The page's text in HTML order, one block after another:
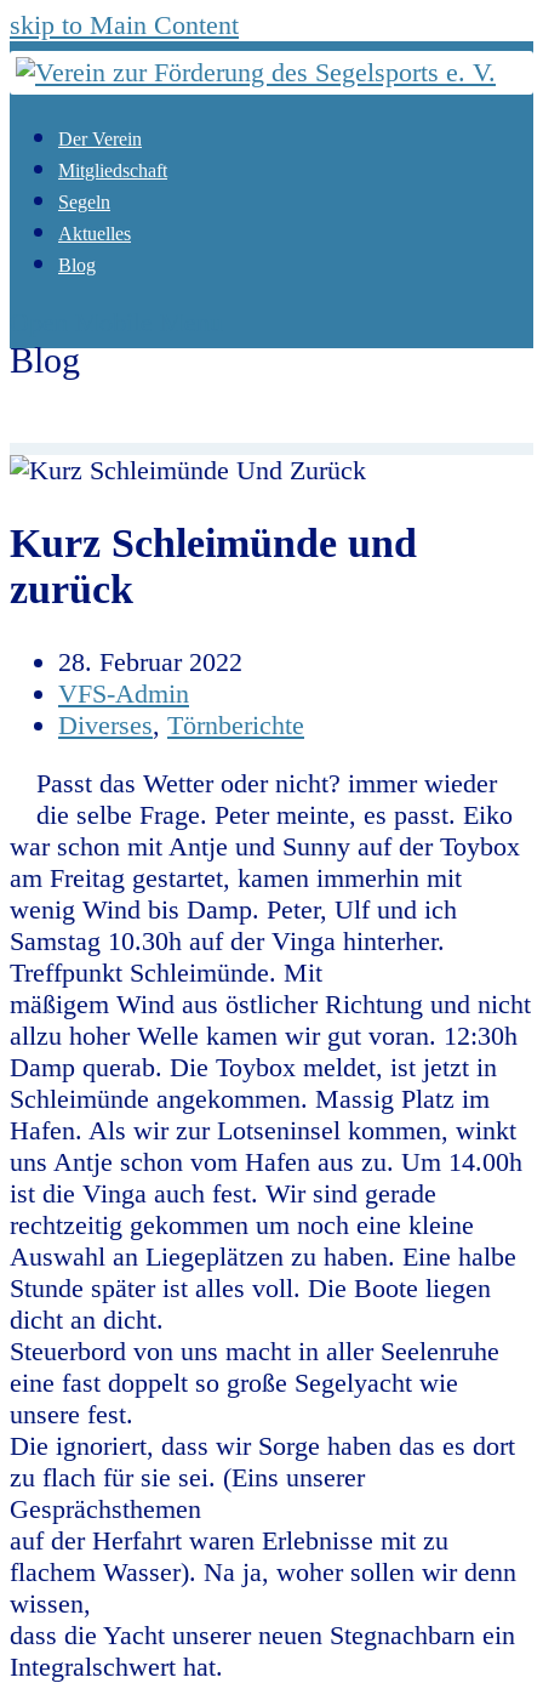
skip to Main Content
Der Verein
Mitgliedschaft
Segeln
Aktuelles
Blog
Blog
Kurz Schleimünde und
zurück
28. Februar 2022
VFS-Admin
Diverses, Törnberichte
Passt das Wetter oder nicht? immer wieder
die selbe Frage. Peter meinte, es passt. Eiko
war schon mit Antje und Sunny auf der Toybox
am Freitag gestartet, kamen immerhin mit
wenig Wind bis Damp. Peter, Ulf und ich
Samstag 10.30h auf der Vinga hinterher.
Treffpunkt Schleimünde. Mit
mäßigem Wind aus östlicher Richtung und nicht
allzu hoher Welle kamen wir gut voran. 12:30h
Damp querab. Die Toybox meldet, ist jetzt in
Schleimünde angekommen. Massig Platz im
Hafen. Als wir zur Lotseninsel kommen, winkt
uns Antje schon vom Hafen aus zu. Um 14.00h
ist die Vinga auch fest. Wir sind gerade
rechtzeitig gekommen um noch eine kleine
Auswahl an Liegeplätzen zu haben. Eine halbe
Stunde später ist alles voll. Die Boote liegen
dicht an dicht.
Steuerbord von uns macht in aller Seelenruhe
eine fast doppelt so große Segelyacht wie
unsere fest.
Die ignoriert, dass wir Sorge haben das es dort
zu flach für sie sei. (Eins unserer
Gesprächsthemen
auf der Herfahrt waren Erlebnisse mit zu
flachem Wasser). Na ja, woher sollen wir denn
wissen,
dass die Yacht unserer neuen Stegnachbarn ein
Integralschwert hat.